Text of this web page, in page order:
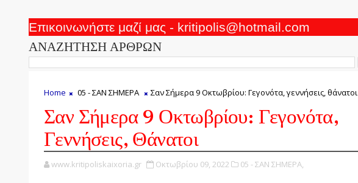
Επικοινωνήστε μαζί μας - kritipolis@hotmail.com
ΑΝΑΖΗΤΗΣΗ ΑΡΘΡΩΝ
Home 05 - ΣΑΝ ΣΗΜΕΡΑ Σαν Σήμερα 9 Οκτωβρίου: Γεγονότα, γεννήσεις, θάνατοι
Σαν Σήμερα 9 Οκτωβρίου: Γεγονότα,
Γεννήσεις, Θάνατοι
www.kritipoliskaixoria.gr Οκτωβρίου 09, 2022 05 - ΣΑΝ ΣΗΜΕΡΑ,